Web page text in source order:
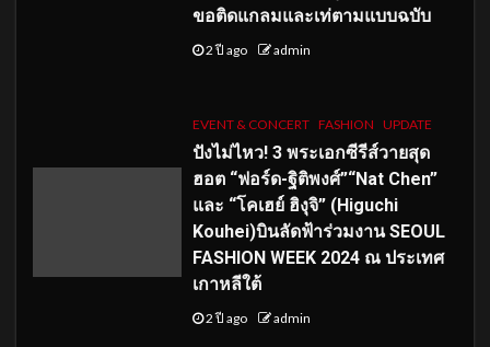
ขอติดแกลมและเท่ตามแบบฉบับ
2 ปี ago admin
EVENT & CONCERT FASHION UPDATE
ปังไม่ไหว! 3 พระเอกซีรีส์วายสุด
ฮอต “ฟอร์ด-ฐิติพงศ์”“Nat Chen”
และ “โคเฮย์ ฮิงุจิ” (Higuchi
Kouhei)บินลัดฟ้าร่วมงาน SEOUL
FASHION WEEK 2024 ณ ประเทศ
เกาหลีใต้
2 ปี ago admin